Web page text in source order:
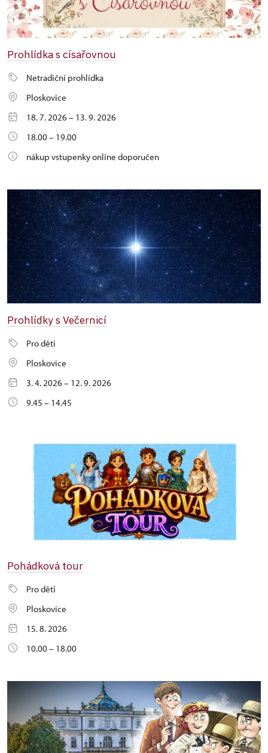
Prohlídka s císařovnou
Netradiční prohlídka
Ploskovice
18. 7. 2026 – 13. 9. 2026
18.00 – 19.00
nákup vstupenky online doporučen
Prohlídky s Večernicí
Pro děti
Ploskovice
3. 4. 2026 – 12. 9. 2026
9.45 – 14.45
Pohádková tour
Pro děti
Ploskovice
15. 8. 2026
10.00 – 18.00